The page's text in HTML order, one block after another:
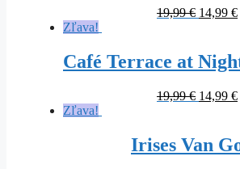
19,99€ Original
19,99 €.
14,99 €
Zľava!
Café Terrace at
19,99€ Original
19,99 €.
14,99 €
Zľava!
Irises Van